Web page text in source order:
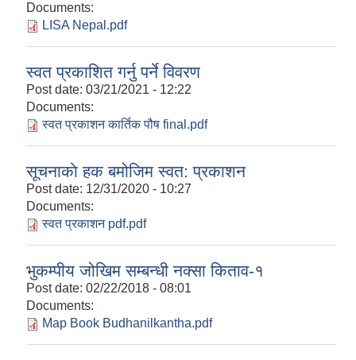
Documents:
LISA Nepal.pdf
स्वत प्रकाशित गर्नु पर्ने विवरण
Post date: 03/21/2021 - 12:22
Documents:
स्वत प्रकाशन कार्तिक पौष final.pdf
सूचनाकाे हक बमोजिम स्वत: प्रकाशन
Post date: 12/31/2020 - 10:27
Documents:
स्वत प्रकाशन pdf.pdf
भुकम्पीय जोखिम सम्बन्धी नक्सा किताव-१
Post date: 02/22/2018 - 08:01
Documents:
Map Book Budhanilkantha.pdf